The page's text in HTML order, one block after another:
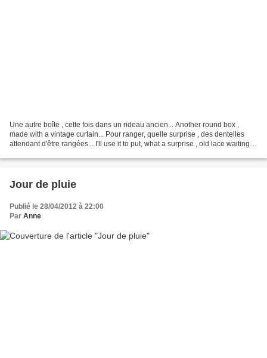
Une autre boîte , cette fois dans un rideau ancien... Another round box ,
made with a vintage curtain... Pour ranger, quelle surprise , des dentelles
attendant d'être rangées... I'll use it to put, what a surprise , old lace waiting
Jour de pluie
Publié le 28/04/2012 à 22:00
Par Anne